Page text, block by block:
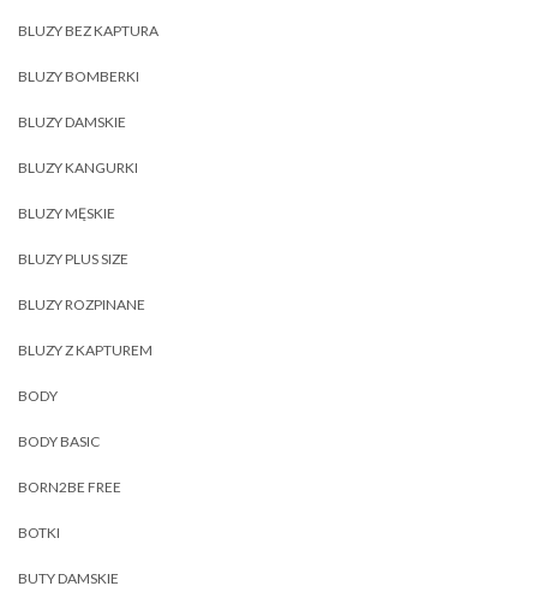
BLUZY BEZ KAPTURA
BLUZY BOMBERKI
BLUZY DAMSKIE
BLUZY KANGURKI
BLUZY MĘSKIE
BLUZY PLUS SIZE
BLUZY ROZPINANE
BLUZY Z KAPTUREM
BODY
BODY BASIC
BORN2BE FREE
BOTKI
BUTY DAMSKIE